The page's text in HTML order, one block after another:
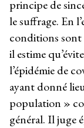
principe de
le suffrage. En
conditions sont
il estime
l’épidémie de
ayant donné
population »
général. Il juge